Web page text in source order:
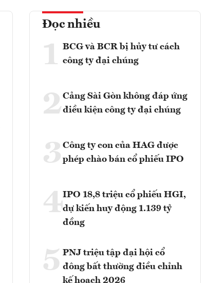
Đọc nhiều
1 BCG và BCR bị hủy tư cách
công ty đại chúng
2Cảng Sài Gòn không đáp ứng
điều kiện công ty đại chúng
3 Công ty con của HAG được
phép chào bán cổ phiếu IPO
4IPO 18,8 triệu cổ phiếu HGI,
dự kiến huy động 1.139 tỷ
đồng
5 PNJ triệu tập đại hội cổ
đông bất thường điều chỉnh
kế hoạch 2026